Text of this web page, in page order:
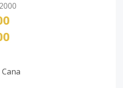
2000